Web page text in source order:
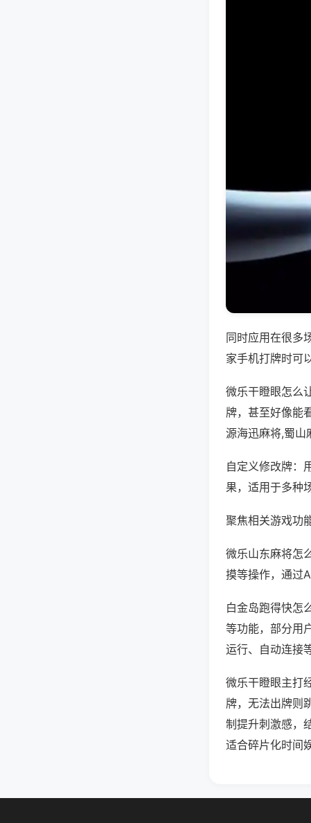
同时应用在很多
家手机打牌时可
微乐干瞪眼怎么
牌，甚至好像能
源海迅麻将,蜀山
自定义修改牌：
果，适用于多种
聚焦相关游戏功
微乐山东麻将怎
摸等操作，通过
白金岛跑得快怎
等功能，部分用
运行、自动连接
微乐干瞪眼主打
牌，无法出牌则
制提升刺激感，
适合碎片化时间